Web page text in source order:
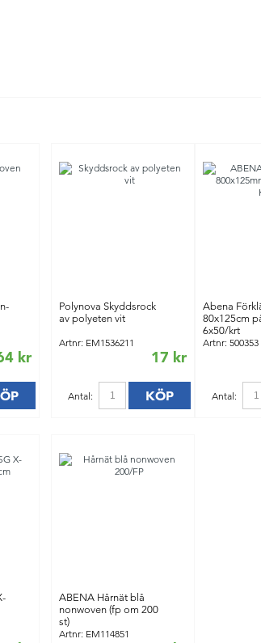
kr
Polynova Skyddsrock
av polyeten vit
Artnr: EM1536211
17 kr
Antal: KÖP
Abena
80x125cm
6x50/krt
Artnr: 500353
Antal:
ABENA Hårnät blå
nonwoven (fp om 200
st)
Artnr: EM114851